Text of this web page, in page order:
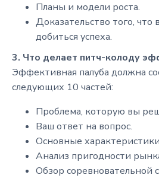
Планы и модели роста.
Доказательство того,
добиться успеха.
3. Что делает питч-колоду
Эффективная палуба должна
следующих 10 частей:
Проблема, которую вы
Ваш ответ на вопрос.
Основные
Анализ пригодности
Обзор соревновательной